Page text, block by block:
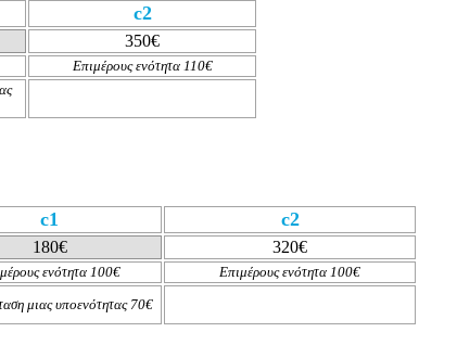
c2
350€
Επιμέρους ενότητα 110€
c1 c2
180€ 320€
ενότητα 100€
Επιμέρους ενότητα 100€
μιας υποενότητας 70€